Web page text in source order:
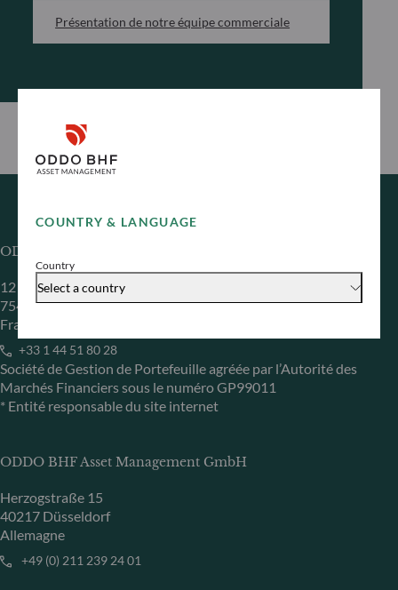
COUNTRY & LANGUAGE
Country
Select a country
Présentation de notre équipe commerciale
ODDO BHF Asset Management SAS*
12 boulevard de la Madeleine
75440 Paris Cedex 09
France
+33 1 44 51 80 28
Société de Gestion de Portefeuille agréée par l’Autorité des
Marchés Financiers sous le numéro GP99011
* Entité responsable du site internet
ODDO BHF Asset Management GmbH
Herzogstraße 15
40217 Düsseldorf
Allemagne
+49 (0) 211 239 24 01